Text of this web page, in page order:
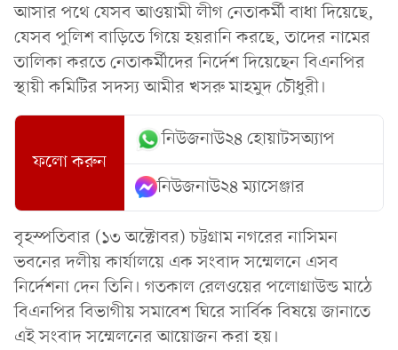
আসার পথে যেসব আওয়ামী লীগ নেতাকর্মী বাধা দিয়েছে,
যেসব পুলিশ বাড়িতে গিয়ে হয়রানি করছে, তাদের নামের
তালিকা করতে নেতাকর্মীদের নির্দেশ দিয়েছেন বিএনপির
স্থায়ী কমিটির সদস্য আমীর খসরু মাহমুদ চৌধুরী।
ফলো করুন
নিউজনাউ২৪ হোয়াটসঅ্যাপ
নিউজনাউ২৪ ম্যাসেঞ্জার
বৃহস্পতিবার (১৩ অক্টোবর) চট্টগ্রাম নগরের নাসিমন
ভবনের দলীয় কার্যালয়ে এক সংবাদ সম্মেলনে এসব
নির্দেশনা দেন তিনি। গতকাল রেলওয়ের পলোগ্রাউন্ড মাঠে
বিএনপির বিভাগীয় সমাবেশ ঘিরে সার্বিক বিষয়ে জানাতে
এই সংবাদ সম্মেলনের আয়োজন করা হয়।